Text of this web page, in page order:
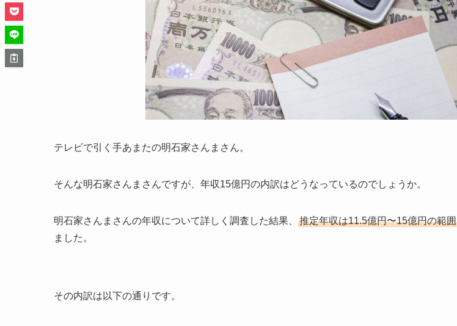
テレビで引く手あまたの明石家さんまさん。
そんな明石家さんまさんですが、年収15億円の内訳はどうなっているのでしょうか。
明石家さんまさんの年収について詳しく調査した結果、 推定年収は11.5億円〜15億円の範囲
ました。
その内訳は以下の通りです。